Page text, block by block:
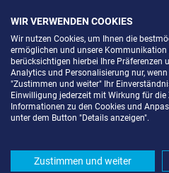
SELF STORAGE IN
Komfortabel
WIR VERWENDEN COOKIES
Wir nutzen Cookies, um Ihnen die
ermöglichen und unsere Kommunikation
berücksichtigen hierbei Ihre Präferenzen
Analytics und Personalisierung nur,
"Zustimmen und weiter" Ihr
Einwilligung jederzeit mit Wirkung für
Informationen zu den Cookies und
unter dem Button "Details anzeigen".
Zustimmen und weiter